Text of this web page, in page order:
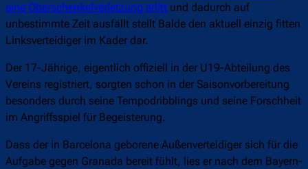
eine Oberschenkelverletzung erlitt und dadurch auf
unbestimmte Zeit ausfällt stellt Balde den aktuell einzig fitten
Linksverteidiger im Kader dar.
Der 17-Jährige, eigentlich offiziell in der U19-Abteilung des
Vereins registriert, sorgten schon in der Saisonvorbereitung
besonders durch seine Tempodribblings und seine Forschheit
im Angriffsspiel für Begeisterung.
Dass der in Barcelona geborene Außenverteidiger sich für die
Aufgabe gegen Granada bereit fühlt, lies er nach dem Bayern-